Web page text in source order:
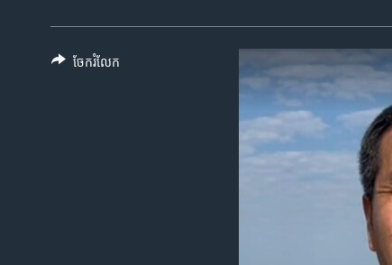
ព្រឹត្តិការណ៍ព័ត៌មាន
ចែករំលែក